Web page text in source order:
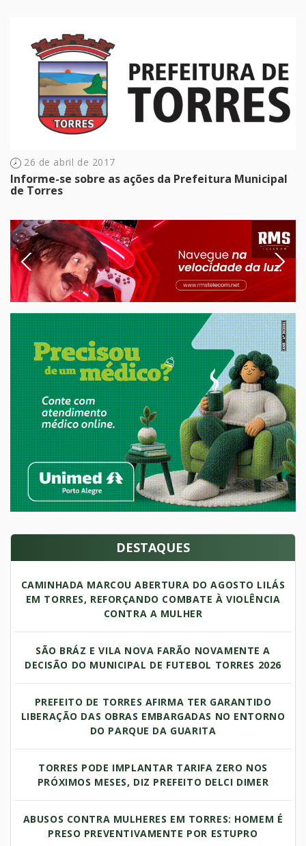
26 de abril de 2017
Informe-se sobre as ações da Prefeitura Municipal
de Torres
Previous Next
DESTAQUES
CAMINHADA MARCOU ABERTURA DO AGOSTO LILÁS
EM TORRES, REFORÇANDO COMBATE À VIOLÊNCIA
CONTRA A MULHER
SÃO BRÁZ E VILA NOVA FARÃO NOVAMENTE A
DECISÃO DO MUNICIPAL DE FUTEBOL TORRES 2026
PREFEITO DE TORRES AFIRMA TER GARANTIDO
LIBERAÇÃO DAS OBRAS EMBARGADAS NO ENTORNO
DO PARQUE DA GUARITA
TORRES PODE IMPLANTAR TARIFA ZERO NOS
PRÓXIMOS MESES, DIZ PREFEITO DELCI DIMER
ABUSOS CONTRA MULHERES EM TORRES: HOMEM É
PRESO PREVENTIVAMENTE POR ESTUPRO